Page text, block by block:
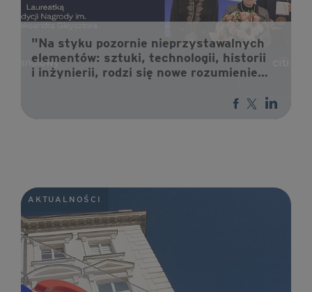
"Na styku pozornie nieprzystawalnych
elementów: sztuki, technologii, historii
i inżynierii, rodzi się nowe rozumienie
laureatką XXVII edycji Nagrody im.
prof. Aleksandra Gieysztora.
AKTUALNOŚCI